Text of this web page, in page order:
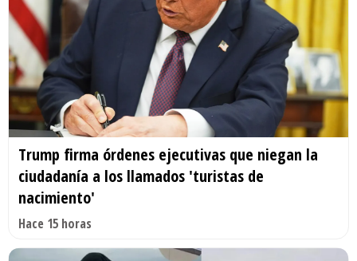
Trump firma órdenes ejecutivas que niegan la
ciudadanía a los llamados 'turistas de
nacimiento'
Hace 15 horas